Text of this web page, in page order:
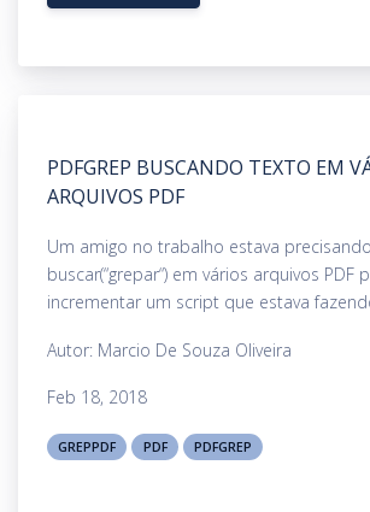
PDFGREP BUSCANDO TEXTO EM
ARQUIVOS PDF
Um amigo no trabalho estava precisando
buscar(“grepar“) em vários arquivos PDF
incrementar um script que estava
Autor: Marcio De Souza Oliveira
Feb 18, 2018
GREPPDF PDF PDFGREP